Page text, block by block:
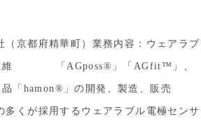
京都府精華町） 業務内容：ウェアラブ
繊維 「AGposs®」「AGfit™」、
「hamon®」の開発、製造、販売
多くが採用するウェアラブル電極センサ